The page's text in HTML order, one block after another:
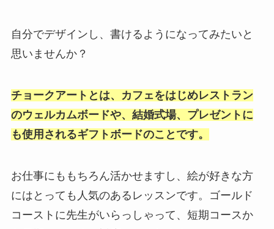
自分でデザインし、書けるようになってみたいと
思いませんか？
チョークアートとは、カフェをはじめレストラン
のウェルカムボードや、結婚式場、プレゼントに
も使用されるギフトボードのことです。
お仕事にももちろん活かせますし、絵が好きな方
にはとっても人気のあるレッスンです。ゴールド
コーストに先生がいらっしゃって、短期コースか